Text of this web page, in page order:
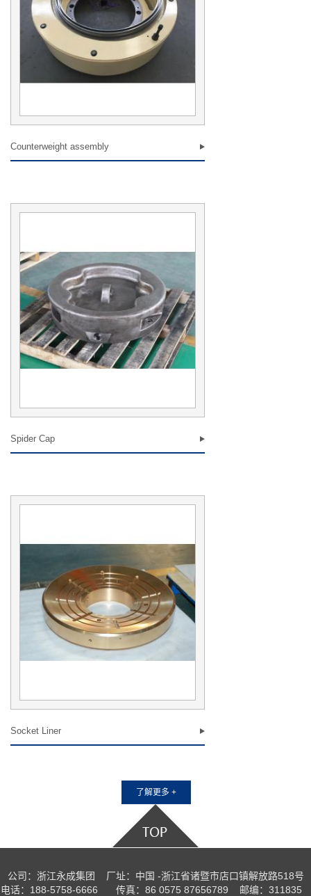
Counterweight assembly
Spider Cap
Socket Liner
了解更多 +
公司：浙江永成集团 厂址：中国 -浙江省诸暨市店口镇解放路518号
电话：188-5758-6666 传真：86 0575 87656789 邮编：311835